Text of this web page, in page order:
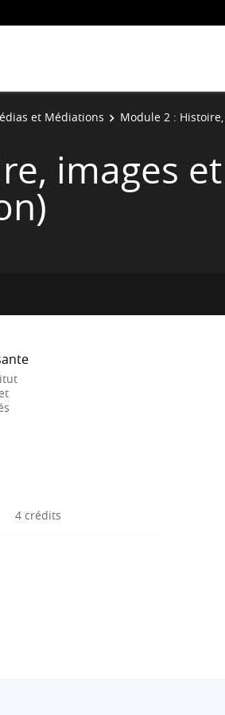
et Médiations Module 2 :
images
4 crédits